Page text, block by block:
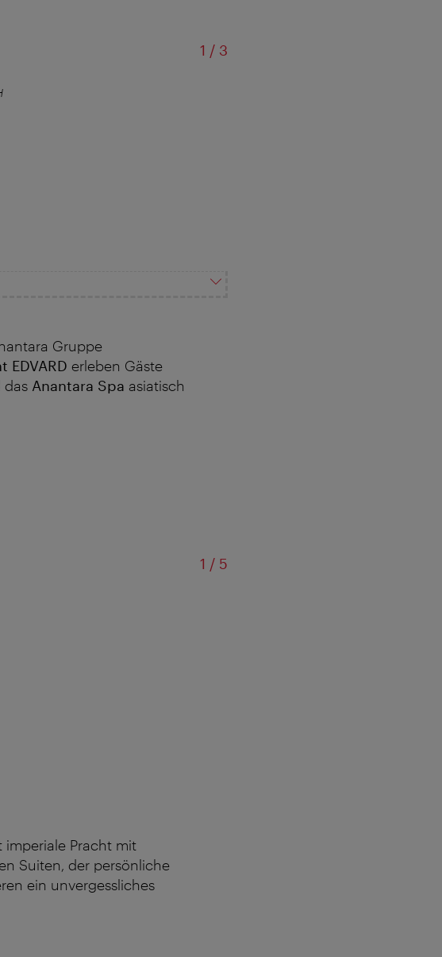
1 /von
3
Gruppe
EDVARD erleben Gäste
das Anantara Spa asiatisch
1 /von
5
imperiale Pracht mit
Suiten, der persönliche
ein unvergessliches